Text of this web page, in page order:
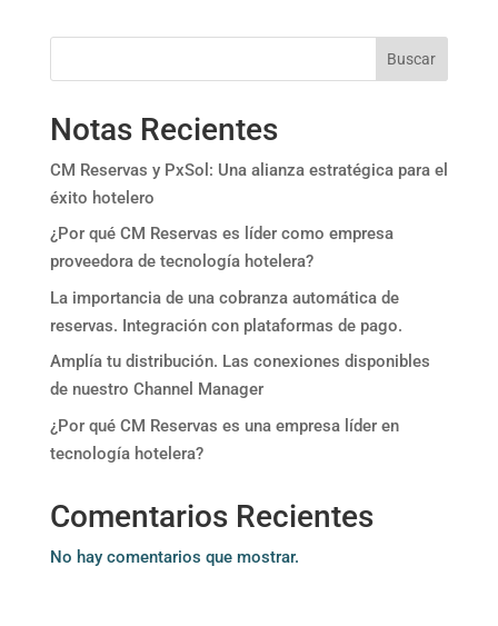
Buscar
Notas Recientes
CM Reservas y PxSol: Una alianza estratégica para el
éxito hotelero
¿Por qué CM Reservas es líder como empresa
proveedora de tecnología hotelera?
La importancia de una cobranza automática de
reservas. Integración con plataformas de pago.
Amplía tu distribución. Las conexiones disponibles
de nuestro Channel Manager
¿Por qué CM Reservas es una empresa líder en
tecnología hotelera?
Comentarios Recientes
No hay comentarios que mostrar.